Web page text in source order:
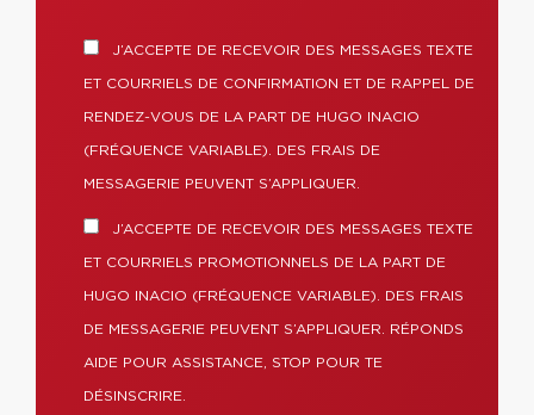
J’ACCEPTE DE RECEVOIR DES MESSAGES TEXTE
ET COURRIELS DE CONFIRMATION ET DE RAPPEL DE
RENDEZ-VOUS DE LA PART DE HUGO INACIO
(FRÉQUENCE VARIABLE). DES FRAIS DE
MESSAGERIE PEUVENT S’APPLIQUER.
J’ACCEPTE DE RECEVOIR DES MESSAGES TEXTE
ET COURRIELS PROMOTIONNELS DE LA PART DE
HUGO INACIO (FRÉQUENCE VARIABLE). DES FRAIS
DE MESSAGERIE PEUVENT S’APPLIQUER. RÉPONDS
AIDE POUR ASSISTANCE, STOP POUR TE
DÉSINSCRIRE.